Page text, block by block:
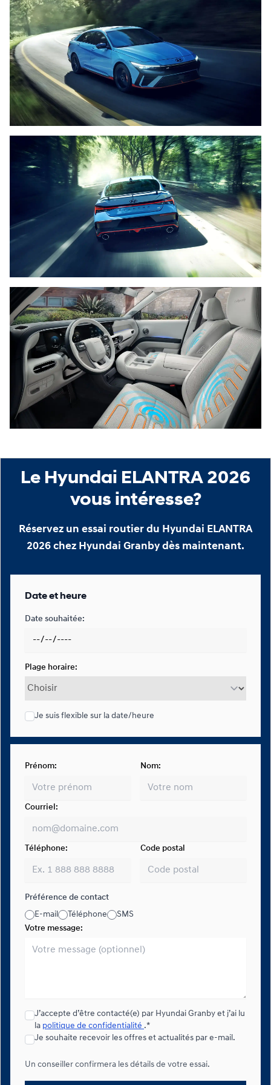
Le Hyundai ELANTRA 2026
vous intéresse?
Réservez un essai routier du Hyundai ELANTRA
2026 chez Hyundai Granby dès maintenant.
Date et heure
Date souhaitée:
Plage horaire:
Je suis flexible sur la date/heure
Prénom: Nom:
Courriel:
Téléphone: Code postal
Préférence de contact
E-mail
Téléphone
SMS
Votre message:
J’accepte d’être contacté(e) par Hyundai Granby et j’ai lu
la politique de confidentialité .*
Je souhaite recevoir les offres et actualités par e-mail.
Un conseiller confirmera les détails de votre essai.